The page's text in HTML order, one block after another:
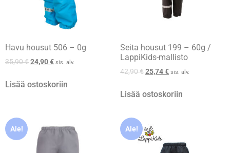
Havu housut 506 – 0g
35,90€24,90€ sis. alv.
Lisää ostoskoriin
Seita housut 199 – 60g /
LappiKids-mallisto
42,90€25,74€ sis. alv.
Lisää ostoskoriin
Ale! Ale!